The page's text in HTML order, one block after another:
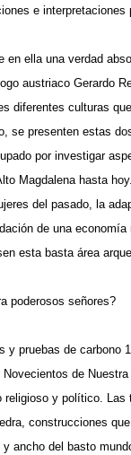
e
en ella una verdad
austriaco Gerardo
diferentes culturas
se presenten estas
por investigar
Magdalena hasta
del pasado, la
de una
esta basta área
poderosos señores?
y pruebas de carbono
de
religioso y político.
construcciones
ancho del basto